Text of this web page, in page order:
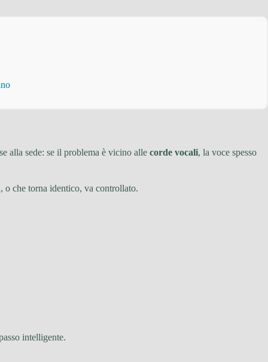
alla sede: se il problema è vicino alle corde vocali, la voce spesso
o che torna identico, va controllato.
intelligente.